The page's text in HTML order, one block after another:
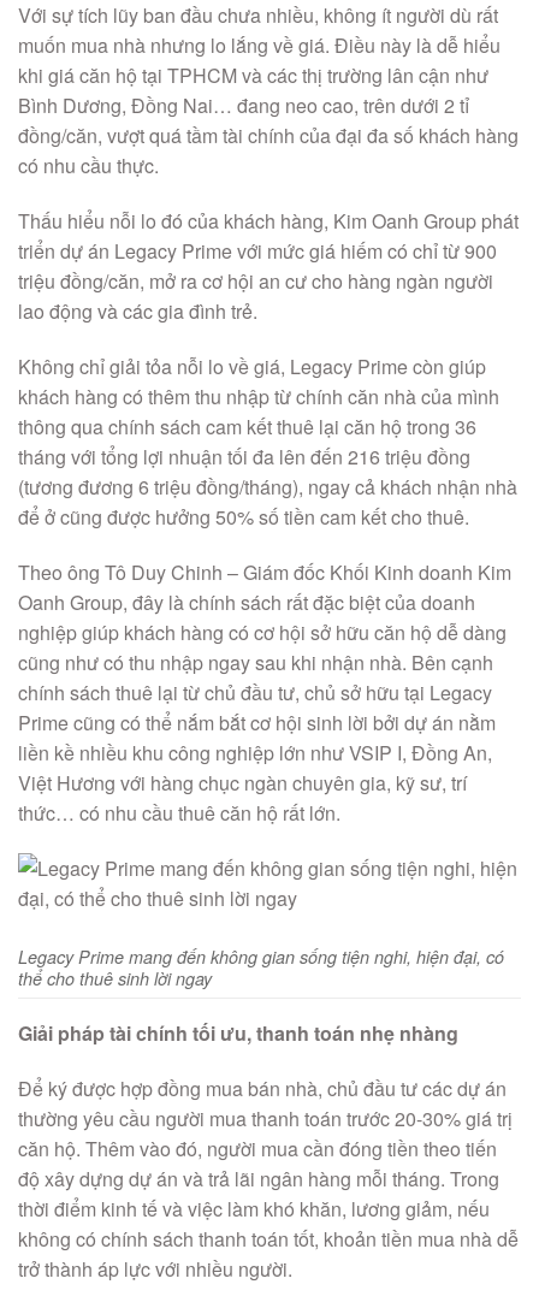
Với sự tích lũy ban đầu chưa nhiều, không ít người dù rất
muốn mua nhà nhưng lo lắng về giá. Điều này là dễ hiểu
khi giá căn hộ tại TPHCM và các thị trường lân cận như
Bình Dương, Đồng Nai… đang neo cao, trên dưới 2 tỉ
đồng/căn, vượt quá tầm tài chính của đại đa số khách hàng
có nhu cầu thực.
Thấu hiểu nỗi lo đó của khách hàng, Kim Oanh Group phát
triển dự án Legacy Prime với mức giá hiếm có chỉ từ 900
triệu đồng/căn, mở ra cơ hội an cư cho hàng ngàn người
lao động và các gia đình trẻ.
Không chỉ giải tỏa nỗi lo về giá, Legacy Prime còn giúp
khách hàng có thêm thu nhập từ chính căn nhà của mình
thông qua chính sách cam kết thuê lại căn hộ trong 36
tháng với tổng lợi nhuận tối đa lên đến 216 triệu đồng
(tương đương 6 triệu đồng/tháng), ngay cả khách nhận nhà
để ở cũng được hưởng 50% số tiền cam kết cho thuê.
Theo ông Tô Duy Chinh – Giám đốc Khối Kinh doanh Kim
Oanh Group, đây là chính sách rất đặc biệt của doanh
nghiệp giúp khách hàng có cơ hội sở hữu căn hộ dễ dàng
cũng như có thu nhập ngay sau khi nhận nhà. Bên cạnh
chính sách thuê lại từ chủ đầu tư, chủ sở hữu tại Legacy
Prime cũng có thể nắm bắt cơ hội sinh lời bởi dự án nằm
liền kề nhiều khu công nghiệp lớn như VSIP I, Đồng An,
Việt Hương với hàng chục ngàn chuyên gia, kỹ sư, trí
thức… có nhu cầu thuê căn hộ rất lớn.
Legacy Prime mang đến không gian sống tiện nghi, hiện đại, có
thể cho thuê sinh lời ngay
Giải pháp tài chính tối ưu, thanh toán nhẹ nhàng
Để ký được hợp đồng mua bán nhà, chủ đầu tư các dự án
thường yêu cầu người mua thanh toán trước 20-30% giá trị
căn hộ. Thêm vào đó, người mua cần đóng tiền theo tiến
độ xây dựng dự án và trả lãi ngân hàng mỗi tháng. Trong
thời điểm kinh tế và việc làm khó khăn, lương giảm, nếu
không có chính sách thanh toán tốt, khoản tiền mua nhà dễ
trở thành áp lực với nhiều người.